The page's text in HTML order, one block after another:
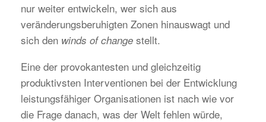
nur weiter entwickeln, wer sich aus
veränderungsberuhigten Zonen hinauswagt und
sich den winds of change stellt.
Eine der provokantesten und gleichzeitig
produktivsten Interventionen bei der Entwicklung
leistungsfähiger Organisationen ist nach wie vor
die Frage danach, was der Welt fehlen würde,